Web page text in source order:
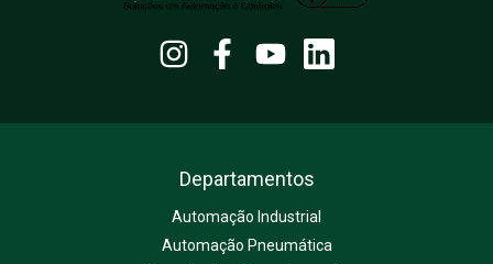
Departamentos
Automação Industrial
Automação Pneumática